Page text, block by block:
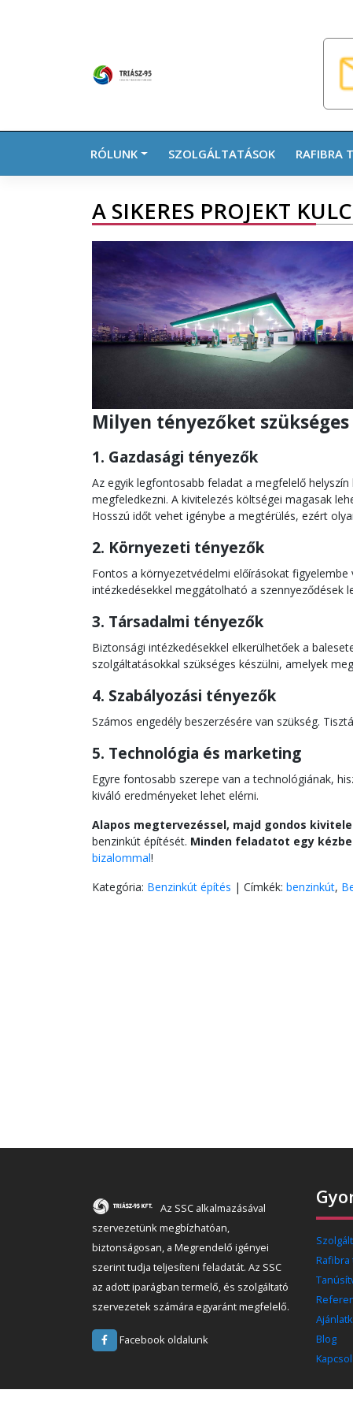
RÓLUNK SZOLGÁLTATÁSOK RAFIBRA
A SIKERES PROJEKT
Milyen tényezőket
1. Gazdasági tényezők
Az egyik legfontosabb feladat a megfelelő
megfeledkezni. A kivitelezés költségei magasak
Hosszú időt vehet igénybe a megtérülés, ezért
2. Környezeti tényezők
Fontos a környezetvédelmi előírásokat
intézkedésekkel meggátolható a szennyeződések
3. Társadalmi tényezők
Biztonsági intézkedésekkel elkerülhetőek a
szolgáltatásokkal szükséges készülni, amelyek
4. Szabályozási tényezők
Számos engedély beszerzésére van szükség.
5. Technológia és marketing
Egyre fontosabb szerepe van a technológiának,
kiváló eredményeket lehet elérni.
Alapos megtervezéssel, majd gondos
benzinkút építését. Minden feladatot egy
bizalommal!
Kategória: Benzinkút építés | Címkék: benzinkút,
Az SSC alkalmazásával
szervezetünk megbízhatóan,
biztonságosan, a Megrendelő igényei
szerint tudja teljesíteni feladatát. Az SSC
az adott iparágban termelő, és szolgáltató
szervezetek számára egyaránt megfelelő.
Facebook oldalunk
Rafibra
Blog